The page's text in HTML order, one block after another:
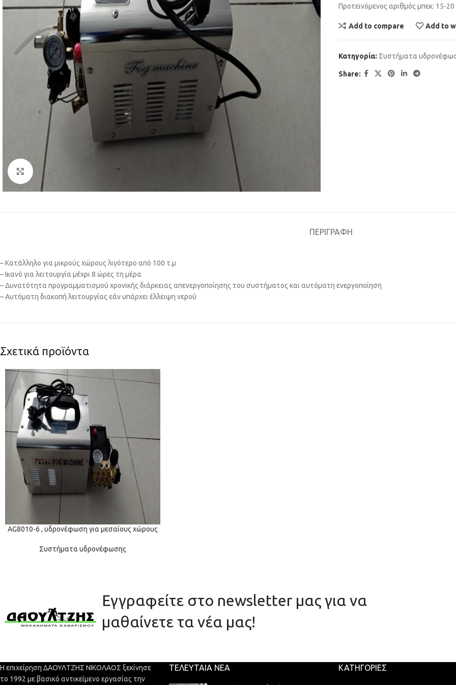
Click to enlarge
Προτεινόμενος αριθμός μπεκ: 15-20
Add to compare Add to
Κατηγορία: Συστήματα
Share:
ΠΕΡΙΓΡΑΦΉ
– Κατάλληλο για μικρούς χώρους λιγότερο από 100 τ.μ
– Ικανό για λειτουργία μέχρι 8 ώρες τη μέρα
– Δυνατότητα προγραμματισμού χρονικής διάρκειας απενεργοποίησης του συστήματος και αυτόματη ενεργοποίηση
– Αυτόματη διακοπή λειτουργίας εάν υπάρχει έλλειψη νερού
Σχετικά προϊόντα
AG8010-6 , υδρονέφωση για μεσαίους χώρους
Συστήματα υδρονέφωσης
Εγγραφείτε στο newsletter μας για να
μαθαίνετε τα νέα μας!
Η επιχείρηση ΔΑΟΥΛΤΖΗΣ ΝΙΚΟΛΑΟΣ ξεκίνησε
το 1992 με βασικό αντικείμενο εργασίας την
ΤΕΛΕΥΤΑΊΑ ΝΈΑ ΚΑΤΗΓΟΡΊΕΣ